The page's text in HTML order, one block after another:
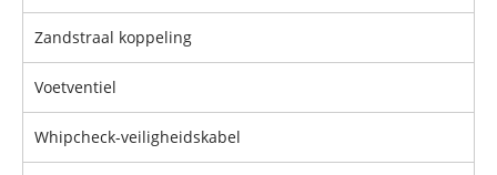
Zandstraal koppeling
Voetventiel
Whipcheck-veiligheidskabel